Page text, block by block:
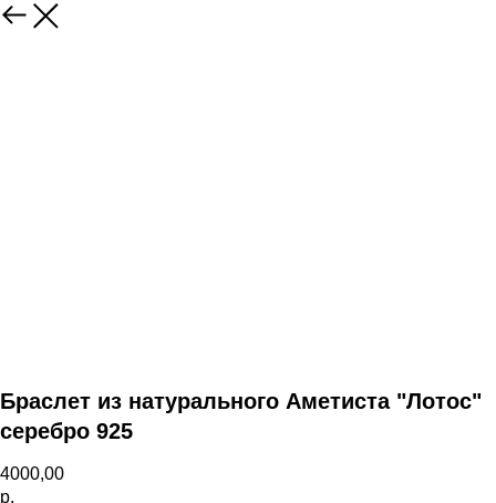
Назад
Браслет из натурального Аметиста "Лотос"
серебро 925
4000,00
р.